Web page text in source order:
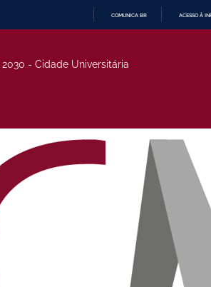
CONTEÚDO
COMUNICA BR ACESSO À
- Cidade Universitária